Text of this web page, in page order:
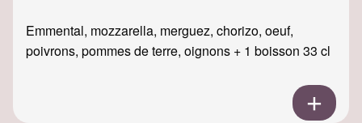
Emmental, mozzarella, merguez, chorizo, oeuf,
poivrons, pommes de terre, oignons + 1 boisson 33 cl